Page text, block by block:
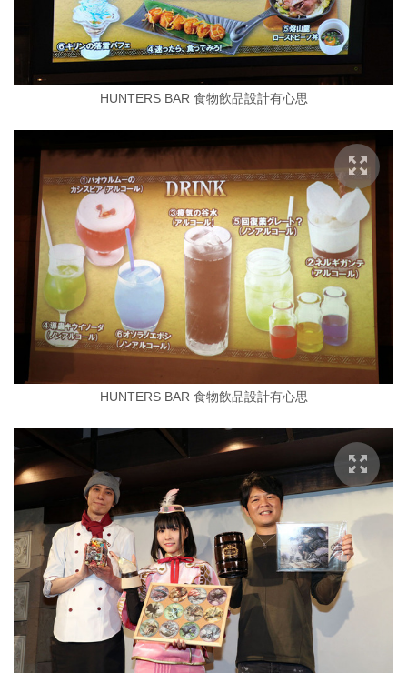
HUNTERS BAR 食物飲品設計有心思
HUNTERS BAR 食物飲品設計有心思